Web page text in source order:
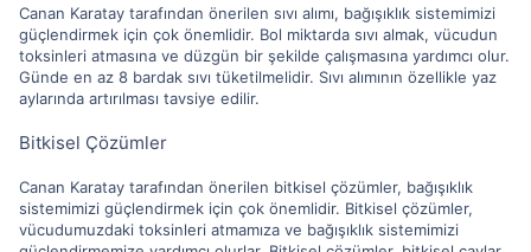
Canan Karatay tarafından önerilen sıvı alımı, bağışıklık sistemimizi
güçlendirmek için çok önemlidir. Bol miktarda sıvı almak, vücudun
toksinleri atmasına ve düzgün bir şekilde çalışmasına yardımcı olur.
Günde en az 8 bardak sıvı tüketilmelidir. Sıvı alımının özellikle yaz
aylarında artırılması tavsiye edilir.
Bitkisel Çözümler
Canan Karatay tarafından önerilen bitkisel çözümler, bağışıklık
sistemimizi güçlendirmek için çok önemlidir. Bitkisel çözümler,
vücudumuzdaki toksinleri atmamıza ve bağışıklık sistemimizi